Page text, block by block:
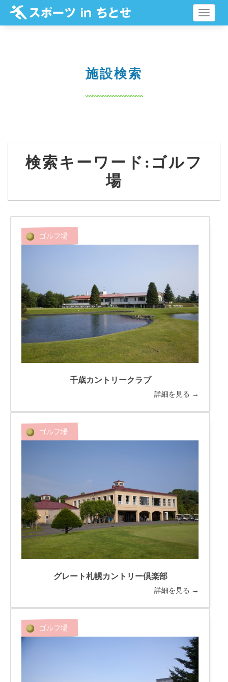
メ
施設検索
検索キーワード:ゴルフ
場
ゴルフ場
千歳カントリークラブ
詳細を見る →
ゴルフ場
グレート札幌カントリー倶楽部
詳細を見る →
ゴルフ場